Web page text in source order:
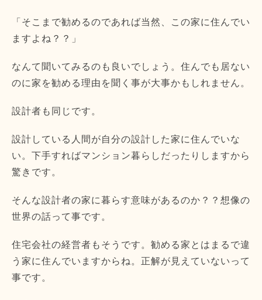
「そこまで勧めるのであれば当然、この家に住んでい
ますよね？？」
なんて聞いてみるのも良いでしょう。住んでも居ない
のに家を勧める理由を聞く事が大事かもしれません。
設計者も同じです。
設計している人間が自分の設計した家に住んでいな
い。下手すればマンション暮らしだったりしますから
驚きです。
そんな設計者の家に暮らす意味があるのか？？想像の
世界の話って事です。
住宅会社の経営者もそうです。勧める家とはまるで違
う家に住んでいますからね。正解が見えていないって
事です。